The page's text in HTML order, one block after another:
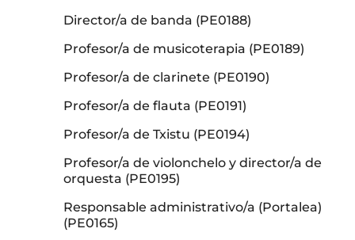
Director/a de banda (PE0188)
Profesor/a de musicoterapia (PE0189)
Profesor/a de clarinete (PE0190)
Profesor/a de flauta (PE0191)
Profesor/a de Txistu (PE0194)
Profesor/a de violonchelo y director/a de
orquesta (PE0195)
Responsable administrativo/a (Portalea)
(PE0165)